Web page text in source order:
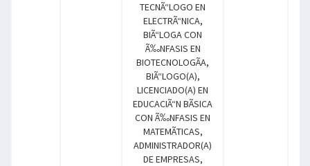
TECNÃ“LOGO EN
ELECTRÃ“NICA,
BIÃ“LOGA CON
Ã‰NFASIS EN
BIOTECNOLOGÃA,
BIÃ“LOGO(A),
LICENCIADO(A) EN
EDUCACIÃ“N BÃSICA
CON Ã‰NFASIS EN
MATEMÃTICAS,
ADMINISTRADOR(A)
DE EMPRESAS,